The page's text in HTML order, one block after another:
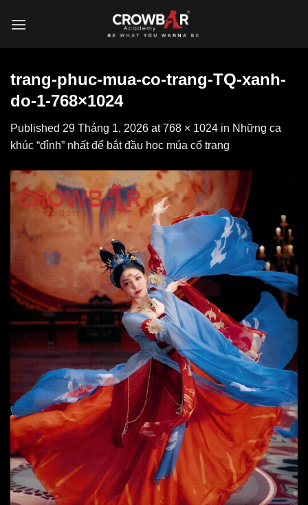
trang-phuc-mua-co-trang-TQ-xanh-
do-1-768×1024
Published 29 Tháng 1, 2026 at768 × 1024 in Những ca
khúc “đỉnh” nhất để bắt đầu học múa cổ trang